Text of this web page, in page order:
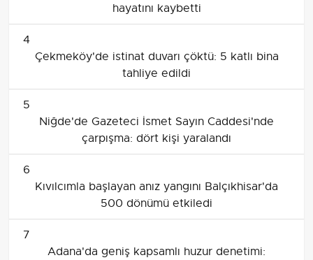
hayatını kaybetti
4
Çekmeköy'de istinat duvarı çöktü: 5 katlı bina
tahliye edildi
5
Niğde'de Gazeteci İsmet Sayın Caddesi'nde
çarpışma: dört kişi yaralandı
6
Kıvılcımla başlayan anız yangını Balçıkhisar'da
500 dönümü etkiledi
7
Adana'da geniş kapsamlı huzur denetimi: